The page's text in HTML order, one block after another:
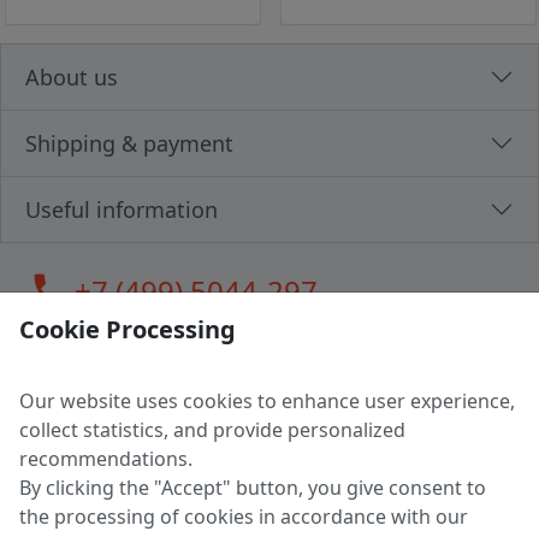
About us
Shipping & payment
Useful information
call+7 (499) 5044-297
LLC "MAGPOCHTBY", Tax #291665670
Address: 224005, Belarus, Brest, Budenny street, house 31
Certificate of state registration #0147876
Working hours: 9:00 – 17:30 monday - friday
Cookie Processing
Our website uses cookies to enhance user experience,
collect statistics, and provide personalized
recommendations.
By clicking the "Accept" button, you give consent to
the processing of cookies in accordance with our